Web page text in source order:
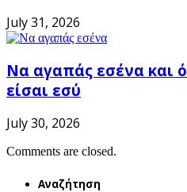
July 31, 2026
Να αγαπάς εσένα και
είσαι εσύ
July 30, 2026
Comments are closed.
Αναζήτηση